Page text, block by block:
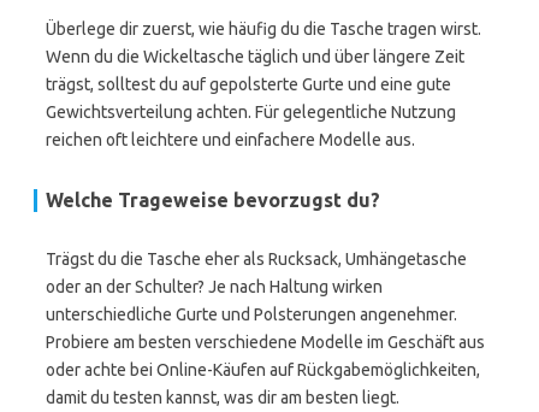
Überlege dir zuerst, wie häufig du die Tasche tragen wirst.
Wenn du die Wickeltasche täglich und über längere Zeit
trägst, solltest du auf gepolsterte Gurte und eine gute
Gewichtsverteilung achten. Für gelegentliche Nutzung
reichen oft leichtere und einfachere Modelle aus.
Welche Trageweise bevorzugst du?
Trägst du die Tasche eher als Rucksack, Umhängetasche
oder an der Schulter? Je nach Haltung wirken
unterschiedliche Gurte und Polsterungen angenehmer.
Probiere am besten verschiedene Modelle im Geschäft aus
oder achte bei Online-Käufen auf Rückgabemöglichkeiten,
damit du testen kannst, was dir am besten liegt.